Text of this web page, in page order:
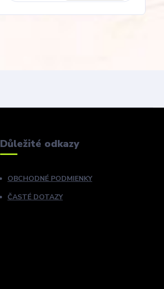
Důležité odkazy
OBCHODNÉ PODMIENKY
ČASTÉ DOTAZY